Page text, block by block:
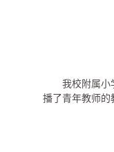
我校附属小
播了青年教师的